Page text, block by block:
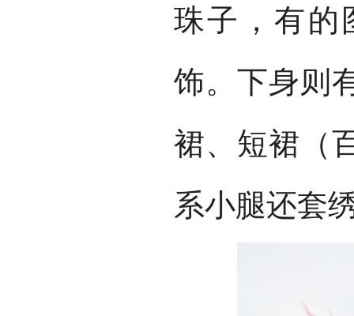
珠子，有的
饰。下身则
裙、短裙（
系小腿还套